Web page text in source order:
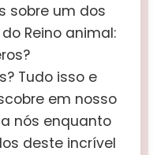
sobre um dos
Reino animal:
Tudo isso e
em nosso
nós enquanto
deste incrível